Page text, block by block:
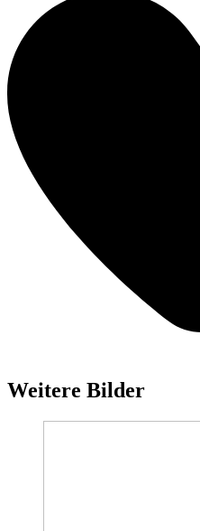
Weitere Bilder